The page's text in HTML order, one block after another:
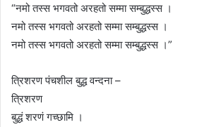
“नमो तस्स भगवतो अरहतो सम्मा सम्बुद्धस्स ।
नमो तस्स भगवतो अरहतो सम्मा सम्बुद्धस्स ।
नमो तस्स भगवतो अरहतो सम्मा सम्बुद्धस्स ।”
त्रिशरण पंचशील बुद्ध वन्दना –
त्रिशरण
बुद्धं शरणं गच्छामि ।